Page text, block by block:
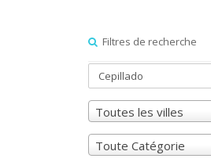
Filtres de recherche
Toutes les villes
Toute Catégorie